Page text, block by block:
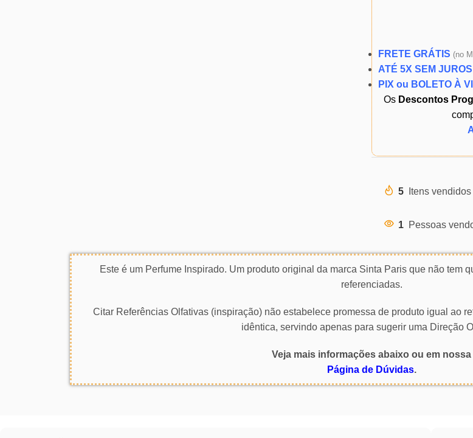
FRETE GRÁTIS (no
ATÉ 5X SEM JUROS
PIX ou BOLETO À
Os Descontos
5 Itens
1 Pessoas
Este é um Perfume Inspirado. Um produto original da marca Sinta Paris que não tem
referenciadas.
Citar Referências Olfativas (inspiração) não estabelece promessa de produto igual ao
idêntica, servindo apenas para sugerir uma Direção
Veja mais informações abaixo ou em nossa
Página de Dúvidas.